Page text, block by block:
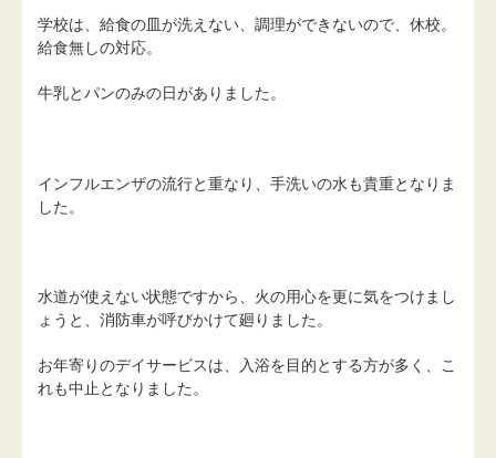
学校は、給食の皿が洗えない、調理ができないので、休校。
給食無しの対応。
牛乳とパンのみの日がありました。
インフルエンザの流行と重なり、手洗いの水も貴重となりま
した。
水道が使えない状態ですから、火の用心を更に気をつけまし
ょうと、消防車が呼びかけて廻りました。
お年寄りのデイサービスは、入浴を目的とする方が多く、こ
れも中止となりました。